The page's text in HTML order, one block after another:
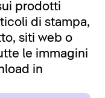
prodotti
di stampa,
siti web o
le immagini
in